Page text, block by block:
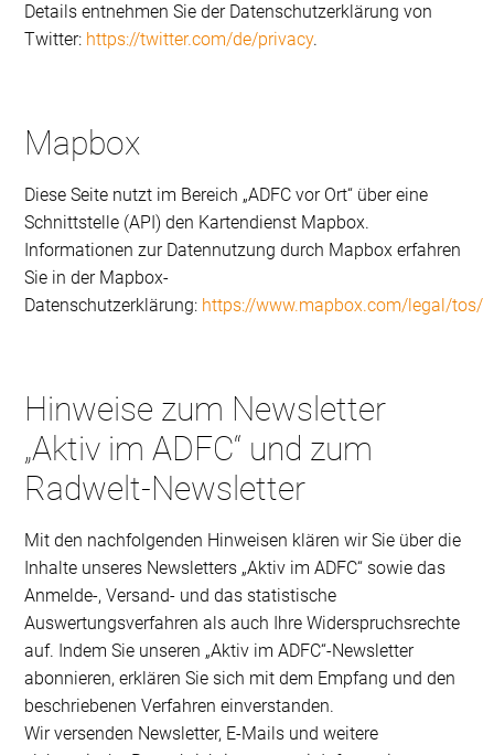
Details entnehmen Sie der Datenschutzerklärung von
Twitter: https://twitter.com/de/privacy.
Mapbox
Diese Seite nutzt im Bereich „ADFC vor Ort“ über eine
Schnittstelle (API) den Kartendienst Mapbox.
Informationen zur Datennutzung durch Mapbox erfahren
Sie in der Mapbox-
Datenschutzerklärung: https://www.mapbox.com/legal/tos/
Hinweise zum Newsletter
„Aktiv im ADFC“ und zum
Radwelt-Newsletter
Mit den nachfolgenden Hinweisen klären wir Sie über die
Inhalte unseres Newsletters „Aktiv im ADFC“ sowie das
Anmelde-, Versand- und das statistische
Auswertungsverfahren als auch Ihre Widerspruchsrechte
auf. Indem Sie unseren „Aktiv im ADFC“-Newsletter
abonnieren, erklären Sie sich mit dem Empfang und den
beschriebenen Verfahren einverstanden.
Wir versenden Newsletter, E-Mails und weitere